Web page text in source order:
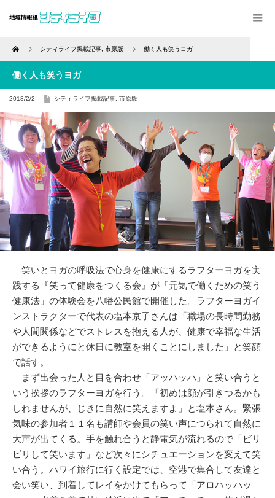
Home シティライフ掲載記事 市原版 働く人も笑うヨガ
働く人も笑うヨガ
2018/2/2 シティライフ掲載記事 市原版
笑いとヨガの呼吸法で心身を健康にするラフターヨガを実
践する『笑って健康をつくる会』が「元気で働くための笑う
健康法」の体験会を八幡公民館で開催した。ラフターヨガイ
ンストラクターで代表の塩本京子さんは「職場の長時間勤務
や人間関係などでストレスを抱える人が、健康で幸福な生活
ができるようにと休日に教室を開くことにしました」と笑顔
で話す。
まず出会った人と目を合わせ「アッハッハ」と笑い合うと
いう挨拶のラフターヨガを行う。「初めは顔が引きつるかも
しれませんが、じきに自然に笑えますよ」と塩本さん。緊張
気味の参加者１１名も講師や会員の笑い声につられて自然に
大声が出てくる。手を触れ合うと静電気が流れるので「ビリ
ビリして笑います」など次々にシチュエーションを変えて笑
い合う。ハワイ旅行に行く設定では、空港で集合して友達と
会い笑い、到着してレイをかけてもらって「アロハッハッ